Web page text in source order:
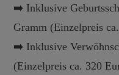
➡️ Inklusive
Gramm (Einzelpreis
➡️ Inklusive
(Einzelpreis ca. 320